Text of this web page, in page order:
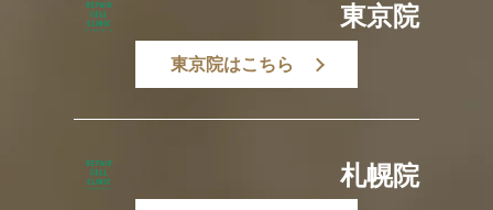
東京院
東京院はこちら
札幌院